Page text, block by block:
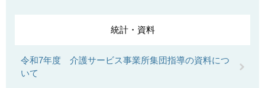
統計・資料
令和7年度 介護サービス事業所集団指導の資料につ
いて